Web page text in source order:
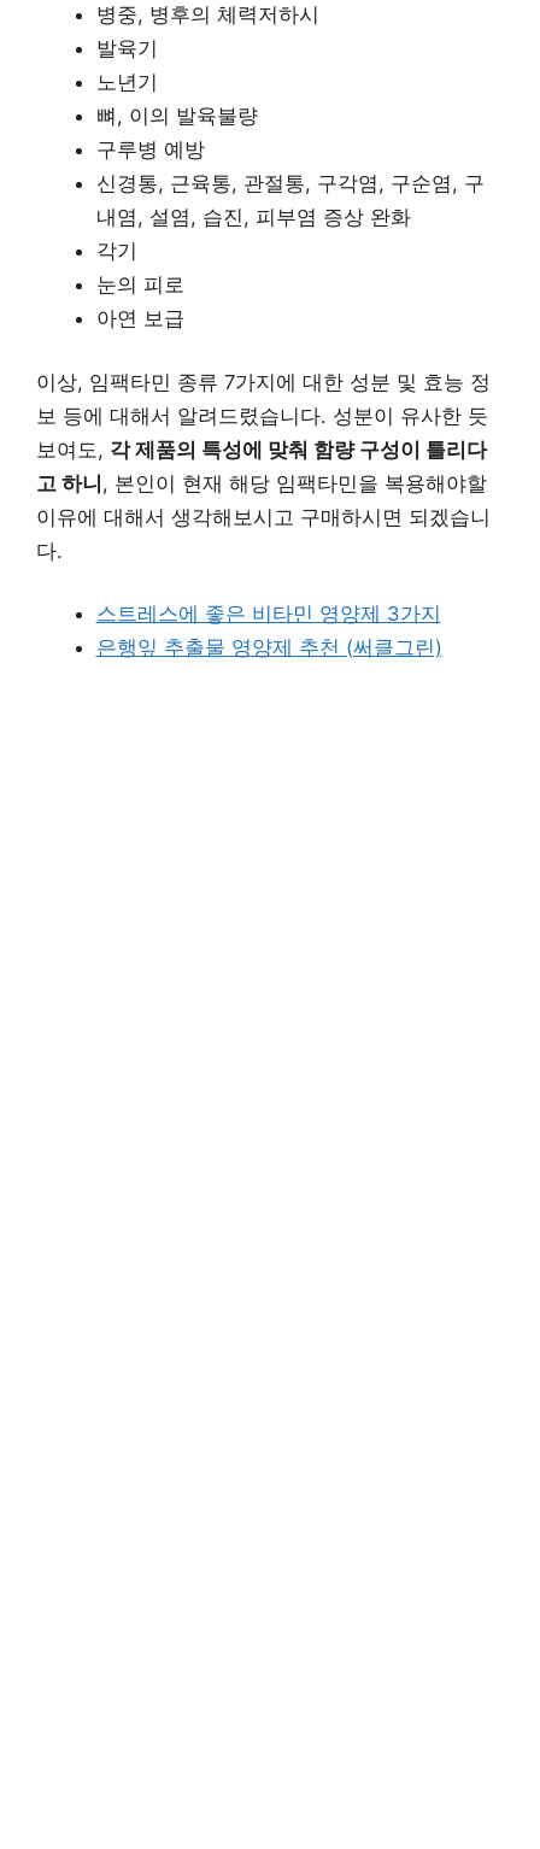
병중, 병후의 체력저하시
발육기
노년기
뼈, 이의 발육불량
구루병 예방
신경통, 근육통, 관절통, 구각염, 구순염, 구
내염, 설염, 습진, 피부염 증상 완화
각기
눈의 피로
아연 보급
이상, 임팩타민 종류 7가지에 대한 성분 및 효능 정
보 등에 대해서 알려드렸습니다. 성분이 유사한 듯
보여도, 각 제품의 특성에 맞춰 함량 구성이 틀리다
고 하니, 본인이 현재 해당 임팩타민을 복용해야할
이유에 대해서 생각해보시고 구매하시면 되겠습니
다.
스트레스에 좋은 비타민 영양제 3가지
은행잎 추출물 영양제 추천 (써클그린)